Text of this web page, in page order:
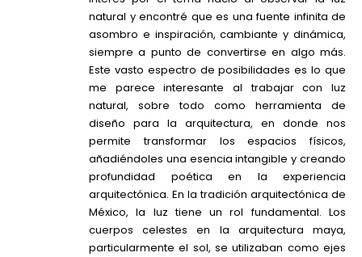
natural y encontré que es una fuente infinita de
asombro e inspiración, cambiante y dinámica,
siempre a punto de convertirse en algo más.
Este vasto espectro de posibilidades es lo que
me parece interesante al trabajar con luz
natural, sobre todo como herramienta de
diseño para la arquitectura, en donde nos
permite transformar los espacios físicos,
añadiéndoles una esencia intangible y creando
profundidad poética en la experiencia
arquitectónica. En la tradición arquitectónica de
México, la luz tiene un rol fundamental. Los
cuerpos celestes en la arquitectura maya,
particularmente el sol, se utilizaban como ejes